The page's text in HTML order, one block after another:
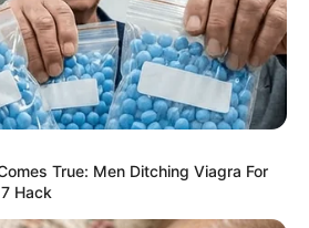
True: Men Ditching Viagra For
Hack